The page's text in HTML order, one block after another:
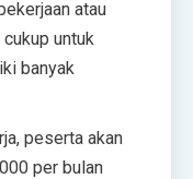
atau
untuk
banyak
peserta akan
per bulan